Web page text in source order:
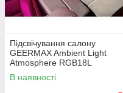
Підсвічування салону
GEERMAX Ambient Light
Atmosphere RGB18L
В наявності